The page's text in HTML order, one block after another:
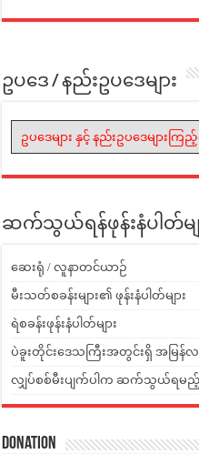
ဥပဒေ / နည်းဥပဒေများ
ဥပဒေများ နှင့် နည်းဥပဒေများကြ
ဆက်သွယ်ရန်ဖုန်းနံပါတ်မျ
ဆေးရုံ / လူနာတင်ယာဉ်
မီးသတ်စခန်းများ၏ ဖုန်းနံပါတ်များ
ရဲစခန်းဖုန်းနံပါတ်များ
ပဲခူးတိုင်းဒေသကြီးအတွင်းရှိ အမြန်လမ်
လျှပ်စစ်မီးပျက်ပါက ဆက်သွယ်ရမည့် ဖု
Donation